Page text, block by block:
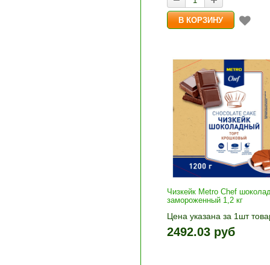
Чизкейк Metro Chef
замороженный 1,2 кг
Цена указана за 1шт
1шт прибавляется
и «-». Выберите нужное
2492.03 руб